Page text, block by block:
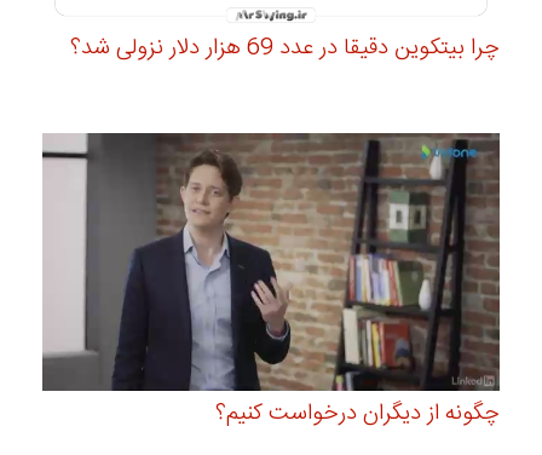
چرا بیتکوین دقیقا در عدد 69 هزار دلار نزولی شد؟
چگونه از دیگران درخواست کنیم؟